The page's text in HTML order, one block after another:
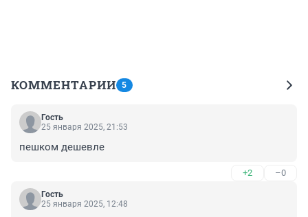
КОММЕНТАРИИ 5
Гость
25 января 2025, 21:53
пешком дешевле
+2 –0
Гость
25 января 2025, 12:48